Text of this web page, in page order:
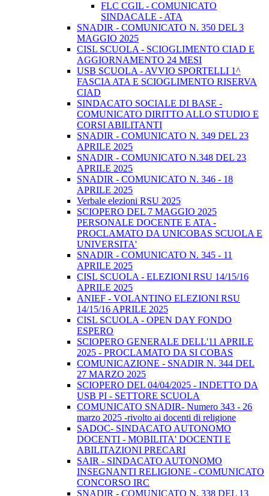
FLC CGIL - COMUNICATO
SINDACALE - ATA
SNADIR - COMUNICATO N. 350 DEL 3
MAGGIO 2025
CISL SCUOLA - SCIOGLIMENTO CIAD E
AGGIORNAMENTO 24 MESI
USB SCUOLA - AVVIO SPORTELLI 1^
FASCIA ATA E SCIOGLIMENTO RISERVA
CIAD
SINDACATO SOCIALE DI BASE -
COMUNICATO DIRITTO ALLO STUDIO E
CORSI ABILITANTI
SNADIR - COMUNICATO N. 349 DEL 23
APRILE 2025
SNADIR - COMUNICATO N.348 DEL 23
APRILE 2025
SNADIR - COMUNICATO N. 346 - 18
APRILE 2025
Verbale elezioni RSU 2025
SCIOPERO DEL 7 MAGGIO 2025
PERSONALE DOCENTE E ATA -
PROCLAMATO DA UNICOBAS SCUOLA E
UNIVERSITA'
SNADIR - COMUNICATO N. 345 - 11
APRILE 2025
CISL SCUOLA - ELEZIONI RSU 14/15/16
APRILE 2025
ANIEF - VOLANTINO ELEZIONI RSU
14/15/16 APRILE 2025
CISL SCUOLA - OPEN DAY FONDO
ESPERO
SCIOPERO GENERALE DELL'11 APRILE
2025 - PROCLAMATO DA SI COBAS
COMUNICAZIONE - SNADIR N. 344 DEL
27 MARZO 2025
SCIOPERO DEL 04/04/2025 - INDETTO DA
USB PI - SETTORE SCUOLA
COMUNICATO SNADIR- Numero 343 - 26
marzo 2025 -rivolto ai docenti di religione
SADOC- SINDACATO AUTONOMO
DOCENTI - MOBILITA' DOCENTI E
ABILITAZIONI PRECARI
SAIR - SINDACATO AUTONOMO
INSEGNANTI RELIGIONE - COMUNICATO
CONCORSO IRC
SNADIR - COMUNICATO N. 338 DEL 13